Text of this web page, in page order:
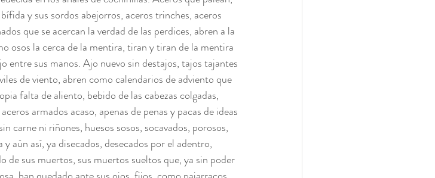
y sus sordos abejorros, aceros trinches, aceros
que se acercan la verdad de las perdices, abren a la
osos la cerca de la mentira, tiran y tiran de la mentira
entre sus manos. Ajo nuevo sin destajos, tajos tajantes
de viento, abren como calendarios de adviento que
falta de aliento, bebido de las cabezas colgadas,
armados acaso, apenas de penas y pacas de ideas
carne ni riñones, huesos sosos, socavados, porosos,
aún así, ya disecados, desecados por el adentro,
de sus muertos, sus muertos sueltos que, ya sin poder